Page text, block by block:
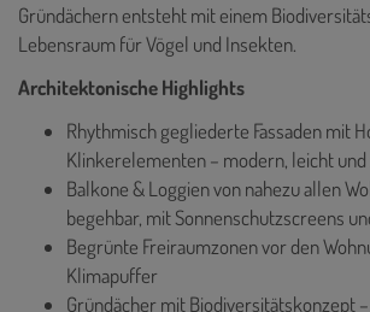
Gründächern entsteht mit einem
Lebensraum für Vögel und Insekten.
Architektonische Highlights
Rhythmisch gegliederte Fassaden mit
Klinkerelementen – modern, leicht
Balkone & Loggien von nahezu allen
begehbar, mit Sonnenschutzscreens
Begrünte Freiraumzonen vor den
Klimapuffer
Gründächer mit Biodiversitätskonzept